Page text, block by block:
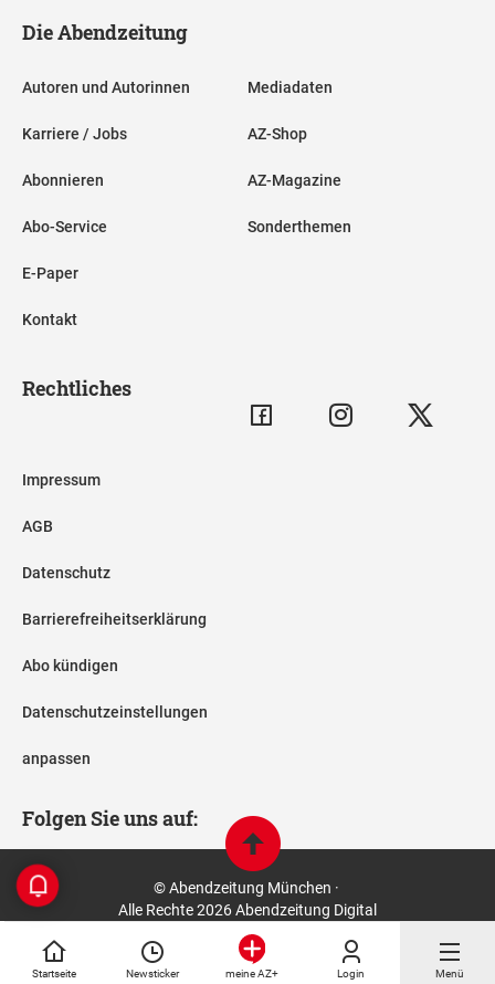
Startseite Newsticker meine AZ+ Login Menü
Die Abendzeitung
Autoren und Autorinnen
Karriere / Jobs
Abonnieren
Abo-Service
E-Paper
Kontakt
Mediadaten
AZ-Shop
AZ-Magazine
Sonderthemen
Rechtliches
Impressum
AGB
Datenschutz
Barrierefreiheitserklärung
Abo kündigen
Datenschutzeinstellungen
anpassen
Folgen Sie uns auf:
© Abendzeitung München ·
Alle Rechte 2026 Abendzeitung Digital